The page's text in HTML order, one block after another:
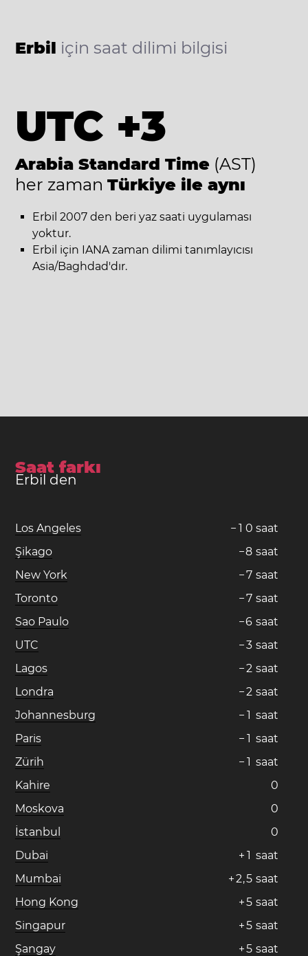
Erbil için saat dilimi bilgisi
UTC +3
Arabia Standard Time (AST)
her zaman Türkiye ile aynı
Erbil 2007 den beri yaz saati uygulaması
yoktur.
Erbil için IANA zaman dilimi tanımlayıcısı
Asia/Baghdad'dır.
Saat farkı
Erbil den
Los Angeles − 1 0 saat
Şikago
−8 saat
New York
−7 saat
Toronto
−7 saat
Sao Paulo
−6 saat
UTC
−3 saat
Lagos
−2 saat
Londra
−2 saat
Johannesburg
− 1 saat
Paris
− 1 saat
Zürih
− 1 saat
Kahire
0
Moskova
0
İstanbul
0
Dubai
+ 1 saat
Mumbai
+2,5 saat
Hong Kong
+5 saat
Singapur
+5 saat
Şangay
+5 saat